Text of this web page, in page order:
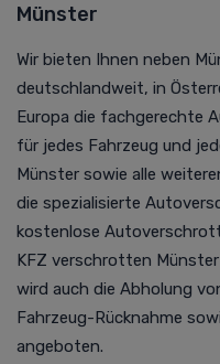
Münster
Wir bieten Ihnen neben
deutschlandweit, in
Europa die fachgerechte
für jedes Fahrzeug und
Münster sowie alle
die spezialisierte
kostenlose
KFZ verschrotten
wird auch die Abholung
Fahrzeug-Rücknahme
angeboten.